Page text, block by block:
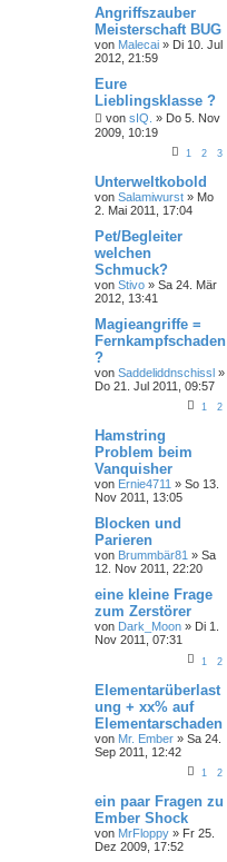
Angriffszauber
Meisterschaft BUG
von Malecai » Di 10. Jul
2012, 21:59
Eure
Lieblingsklasse ?
von sIQ. » Do 5. Nov
2009, 10:19
1 2 3
Unterweltkobold
von Salamiwurst » Mo
2. Mai 2011, 17:04
Pet/Begleiter
welchen
Schmuck?
von Stivo » Sa 24. Mär
2012, 13:41
Magieangriffe =
Fernkampfschaden
?
von Saddeliddnschissl »
Do 21. Jul 2011, 09:57
1 2
Hamstring
Problem beim
Vanquisher
von Ernie4711 » So 13.
Nov 2011, 13:05
Blocken und
Parieren
von Brummbär81 » Sa
12. Nov 2011, 22:20
eine kleine Frage
zum Zerstörer
von Dark_Moon » Di 1.
Nov 2011, 07:31
1 2
Elementarüberlast
ung + xx% auf
Elementarschaden
von Mr. Ember » Sa 24.
Sep 2011, 12:42
1 2
ein paar Fragen zu
Ember Shock
von MrFloppy » Fr 25.
Dez 2009, 17:52